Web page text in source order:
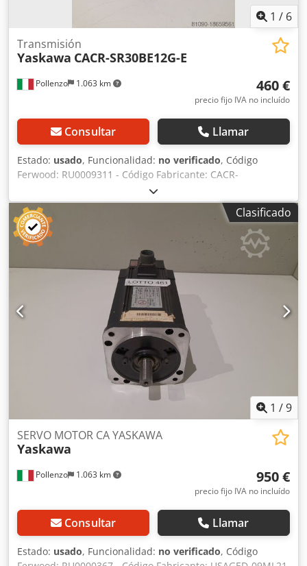
1 / 6
Pollenzo 1.063 km
Transmisión
Yaskawa CACR-SR30BE12G-E
460 €
precio fijo IVA no incluído
Consultar Llamar
Estado: usado, Funcionalidad: no verificado, Código
Ferwood: RU0009311 - Código Fabricante: CACR-
SR30BE12G-E - Estado: Usado - Funcionalidad: No probado
- Si está interesado ofrecemos un servicio de revisión,
contáctenos. Cjdpov Hrilefx Ahfsrf
Clasificado
1 /9
Pollenzo 1.063 km
SERVO MOTOR CA YASKAWA
Yaskawa
950 €
precio fijo IVA no incluído
Consultar Llamar
Estado: usado, Funcionalidad: no verificado, Código